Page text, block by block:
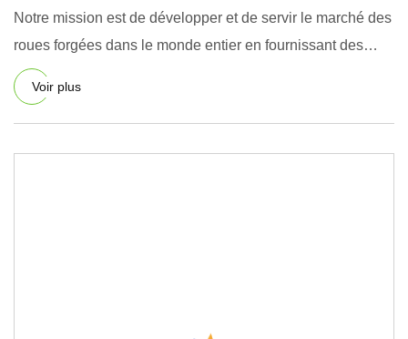
Notre mission est de développer et de servir le marché des
roues forgées dans le monde entier en fournissant des
produit
Voir plus